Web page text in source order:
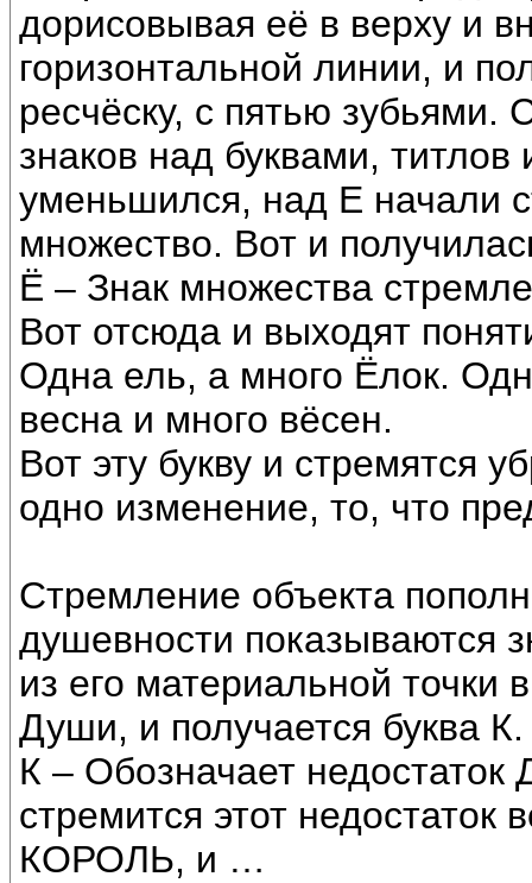
дорисовывая её в верху и
горизонтальной линии, и
ресчёску, с пятью
знаков над буквами,
уменьшился, над Е начали
множество. Вот и
Ё – Знак множества
Вот отсюда и выходят
Одна ель, а много Ёлок.
весна и много вёсен.
Вот эту букву и стремятся
одно изменение, то, что
Стремление объекта
душевности показываются
из его материальной точки
Души, и получается буква К.
К – Обозначает
стремится этот
КОРОЛЬ, и …